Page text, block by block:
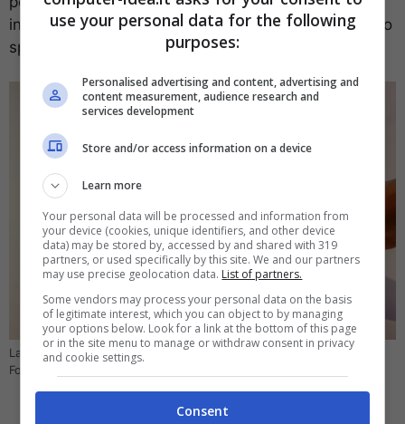
insieme a una prescrizione autorizzata da un medico
specialista dell’ASL di residenza.
La documentazione da presentare al momento dell’acquisto – (Ansa
Foto) – Computer-Idea.it
use your personal data for the following
purposes:
Personalised advertising and content, advertising and
content measurement, audience research and
services development
Store and/or access information on a device
Learn more
Your personal data will be processed and information from
your device (cookies, unique identifiers, and other device
data) may be stored by, accessed by and shared with 319
partners, or used specifically by this site. We and our partners
may use precise geolocation data. List of partners.
Some vendors may process your personal data on the basis
of legitimate interest, which you can object to by managing
your options below. Look for a link at the bottom of this page
or in the site menu to manage or withdraw consent in privacy
and cookie settings.
Consent